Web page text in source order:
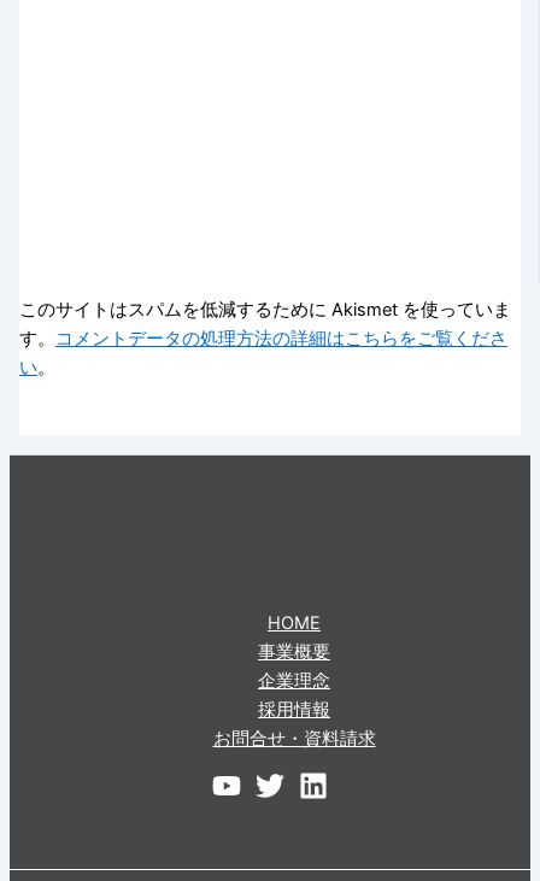
このサイトはスパムを低減するために Akismet を使っていま
す。
コメントデータの処理方法の詳細はこちらをご覧くださ
い。
HOME
事業概要
企業理念
採用情報
お問合せ・資料請求